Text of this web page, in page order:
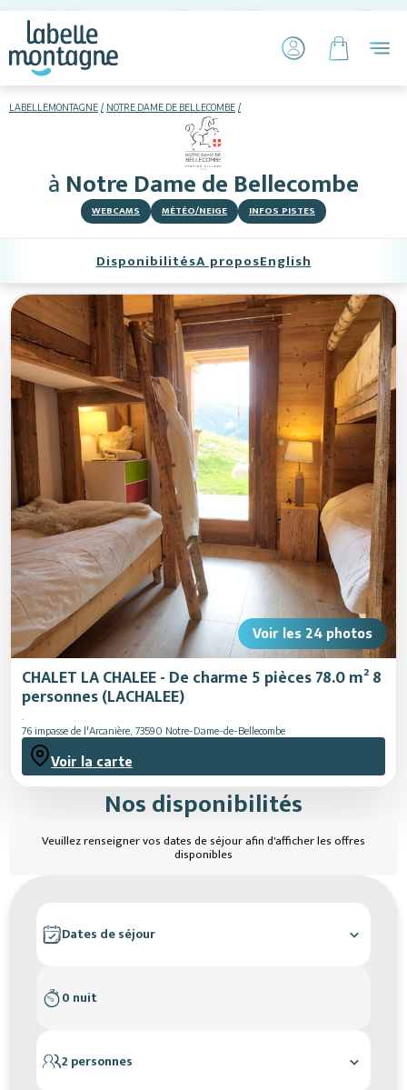
LABELLEMONTAGNE NOTRE DAME DE BELLECOMBE
à Notre Dame de Bellecombe
WEBCAMS MÉTÉO/NEIGE INFOS PISTES
Hébergements
Activités
Restaurants
Animations
Services
DisponibilitésA proposEnglish
Voir les 24 photos
CHALET LA CHALEE - De charme 5 pièces 78.0 m² 8
personnes (LACHALEE)
76 impasse de l'Arcanière 73590 Notre-Dame-de-Bellecombe
Voir la carte
Nos disponibilités
Veuillez renseigner vos dates de séjour afin d'afficher les offres
disponibles
Dates de séjour
0 nuit
2 personnes